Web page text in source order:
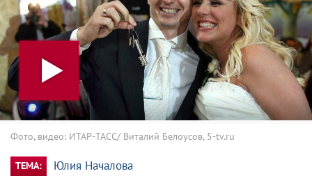
Фото, видео: ИТАР-ТАСС/ Виталий Белоусов, 5-tv.ru
ТЕМА: Юлия Началова